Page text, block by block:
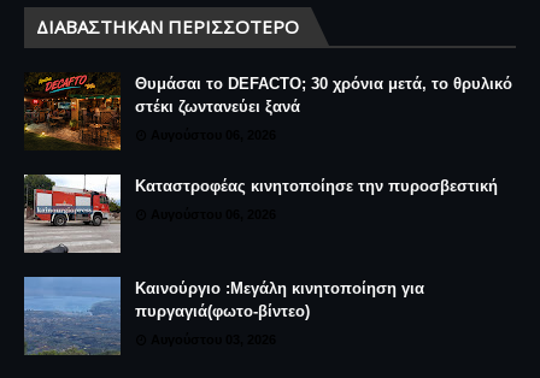
ΔΙΑΒΆΣΤΗΚΑΝ ΠΕΡΙΣΣΌΤΕΡΟ
Θυμάσαι το DEFACTO; 30 χρόνια μετά, το θρυλικό
στέκι ζωντανεύει ξανά
Καταστροφέας κινητοποίησε την πυροσβεστική
Καινούργιο :Μεγάλη κινητοποίηση για
πυργαγιά(φωτο-βίντεο)